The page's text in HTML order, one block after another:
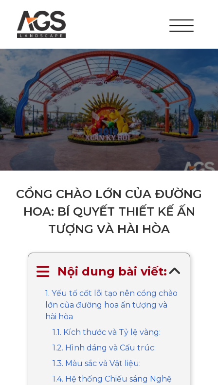
CỔNG CHÀO LỚN CỦA ĐƯỜNG
HOA: BÍ QUYẾT THIẾT KẾ ẤN
TƯỢNG VÀ HÀI HÒA
Nội dung bài viết:
1. Yếu tố cốt lõi tạo nên cổng chào
lớn của đường hoa ấn tượng và
hài hòa
1.1. Kích thước và Tỷ lệ vàng:
1.2. Hình dáng và Cấu trúc:
1.3. Màu sắc và Vật liệu:
1.4. Hệ thống Chiếu sáng Nghệ